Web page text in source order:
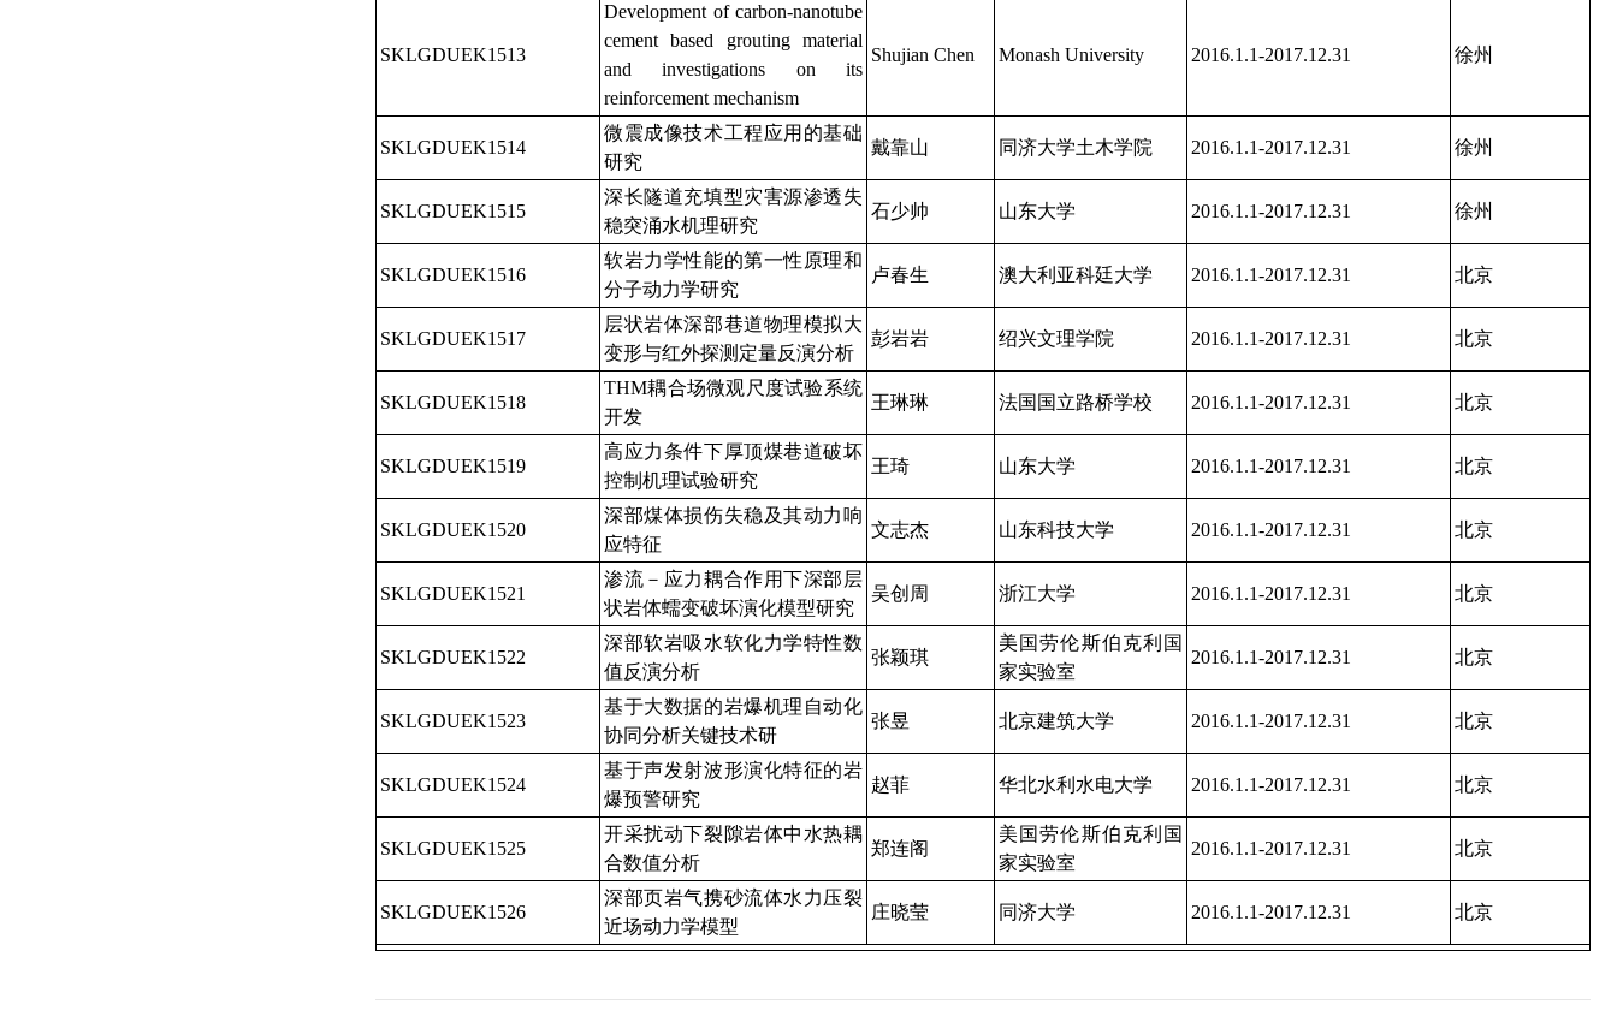
SKLGDUEK1513
Development of carbon-nanotube
cement based grouting material
and investigations on its
reinforcement mechanism
Shujian Chen Monash University 2016.1.1-2017.12.31 徐州
SKLGDUEK1514
微震成像技术工程应用的基础
研究
戴靠山 同济大学土木学院 2016.1.1-2017.12.31 徐州
SKLGDUEK1515
深长隧道充填型灾害源渗透失
稳突涌水机理研究
石少帅 山东大学 2016.1.1-2017.12.31 徐州
SKLGDUEK1516
软岩力学性能的第一性原理和
分子动力学研究
卢春生 澳大利亚科廷大学 2016.1.1-2017.12.31 北京
SKLGDUEK1517
层状岩体深部巷道物理模拟大
变形与红外探测定量反演分析
彭岩岩 绍兴文理学院 2016.1.1-2017.12.31 北京
SKLGDUEK1518
THM耦合场微观尺度试验系统
开发
王琳琳 法国国立路桥学校 2016.1.1-2017.12.31 北京
SKLGDUEK1519
高应力条件下厚顶煤巷道破坏
控制机理试验研究
王琦 山东大学 2016.1.1-2017.12.31 北京
SKLGDUEK1520
深部煤体损伤失稳及其动力响
应特征
文志杰 山东科技大学 2016.1.1-2017.12.31 北京
SKLGDUEK1521
渗流－应力耦合作用下深部层
状岩体蠕变破坏演化模型研究
吴创周 浙江大学 2016.1.1-2017.12.31 北京
SKLGDUEK1522
深部软岩吸水软化力学特性数
值反演分析
张颖琪
美国劳伦斯伯克利国
家实验室
2016.1.1-2017.12.31 北京
SKLGDUEK1523
基于大数据的岩爆机理自动化
协同分析关键技术研
张昱 北京建筑大学 2016.1.1-2017.12.31 北京
SKLGDUEK1524
基于声发射波形演化特征的岩
爆预警研究
赵菲 华北水利水电大学 2016.1.1-2017.12.31 北京
SKLGDUEK1525
开采扰动下裂隙岩体中水热耦
合数值分析
郑连阁
美国劳伦斯伯克利国
家实验室
2016.1.1-2017.12.31 北京
SKLGDUEK1526
深部页岩气携砂流体水力压裂
近场动力学模型
庄晓莹 同济大学 2016.1.1-2017.12.31 北京